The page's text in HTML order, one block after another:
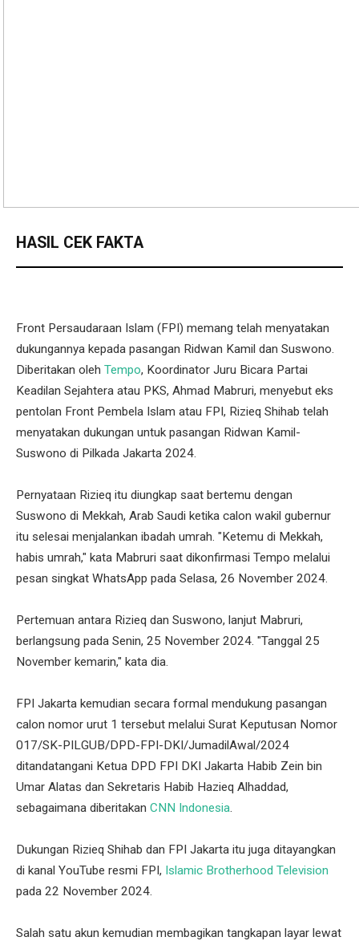
HASIL CEK FAKTA
Front Persaudaraan Islam (FPI) memang telah menyatakan
dukungannya kepada pasangan Ridwan Kamil dan Suswono.
Diberitakan oleh Tempo, Koordinator Juru Bicara Partai
Keadilan Sejahtera atau PKS, Ahmad Mabruri, menyebut eks
pentolan Front Pembela Islam atau FPI, Rizieq Shihab telah
menyatakan dukungan untuk pasangan Ridwan Kamil-
Suswono di Pilkada Jakarta 2024.
Pernyataan Rizieq itu diungkap saat bertemu dengan
Suswono di Mekkah, Arab Saudi ketika calon wakil gubernur
itu selesai menjalankan ibadah umrah. "Ketemu di Mekkah,
habis umrah," kata Mabruri saat dikonfirmasi Tempo melalui
pesan singkat WhatsApp pada Selasa, 26 November 2024.
Pertemuan antara Rizieq dan Suswono, lanjut Mabruri,
berlangsung pada Senin, 25 November 2024. "Tanggal 25
November kemarin," kata dia.
FPI Jakarta kemudian secara formal mendukung pasangan
calon nomor urut 1 tersebut melalui Surat Keputusan Nomor
017/SK-PILGUB/DPD-FPI-DKI/JumadilAwal/2024
ditandatangani Ketua DPD FPI DKI Jakarta Habib Zein bin
Umar Alatas dan Sekretaris Habib Hazieq Alhaddad,
sebagaimana diberitakan CNN Indonesia
Dukungan Rizieq Shihab dan FPI Jakarta itu juga ditayangkan
di kanal YouTube resmi FPI, Islamic Brotherhood Television
pada 22 November 2024.
Salah satu akun kemudian membagikan tangkapan layar lewat